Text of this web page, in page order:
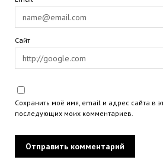
Сайт
Сохранить моё имя, email и адрес сайта в
последующих моих комментариев.